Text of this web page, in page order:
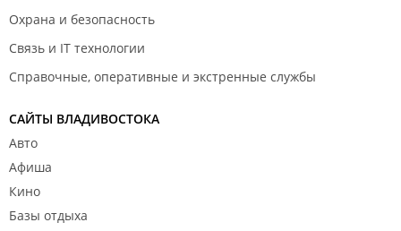
Охрана и безопасность
Связь и IT технологии
Справочные, оперативные и экстренные службы
САЙТЫ ВЛАДИВОСТОКА
Авто
Афиша
Кино
Базы отдыха